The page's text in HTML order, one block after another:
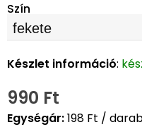
Szín
Készlet információ:
990 Ft
Egységár:198 Ft /